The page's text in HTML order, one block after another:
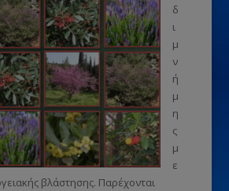
δ
ι
μ
ν
ή
μ
η
ς
μ
ε
βλάστησης. Παρέχονται